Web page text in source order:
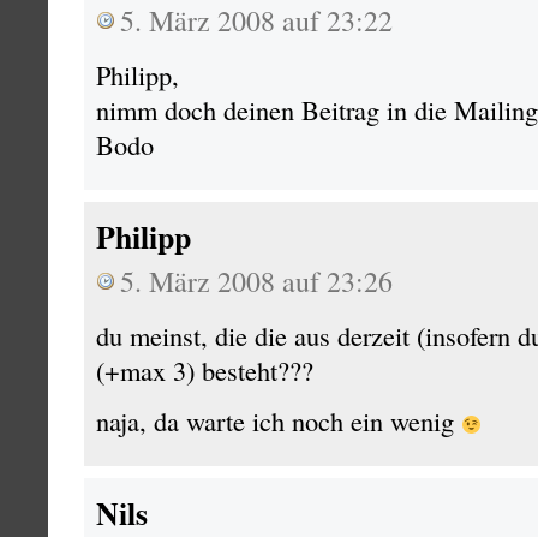
5. März 2008 auf 23:22
Philipp,
nimm doch deinen Beitrag in die
Bodo
Philipp
5. März 2008 auf 23:26
du meinst, die die aus derzeit (insofern
(+max 3) besteht???
naja, da warte ich noch ein wenig
Nils